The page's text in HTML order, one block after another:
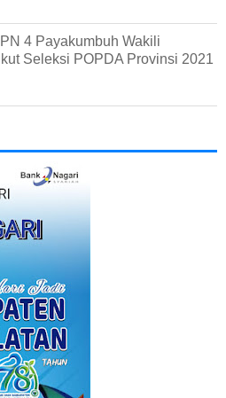
4 Payakumbuh Wakili
Seleksi POPDA Provinsi 2021